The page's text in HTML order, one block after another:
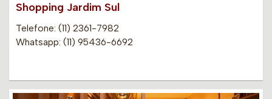
Shopping Jardim Sul
Telefone: (11) 2361-7982
Whatsapp: (11) 95436-6692